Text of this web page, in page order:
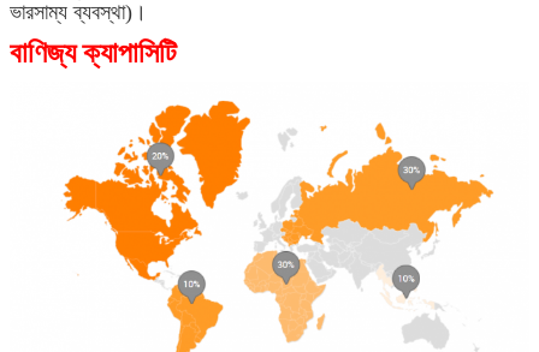
ভারসাম্য ব্যবস্থা)।
বাণিজ্য ক্যাপাসিটি